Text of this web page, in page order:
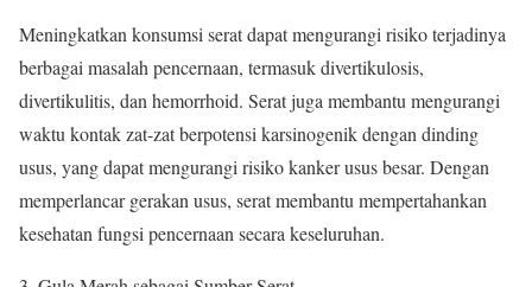
Meningkatkan konsumsi serat dapat mengurangi risiko terjadinya
berbagai masalah pencernaan, termasuk divertikulosis,
divertikulitis, dan hemorrhoid. Serat juga membantu mengurangi
waktu kontak zat-zat berpotensi karsinogenik dengan dinding
usus, yang dapat mengurangi risiko kanker usus besar. Dengan
memperlancar gerakan usus, serat membantu mempertahankan
kesehatan fungsi pencernaan secara keseluruhan.